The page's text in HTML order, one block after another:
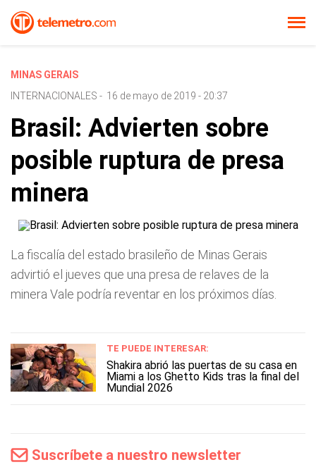
MINAS GERAIS
INTERNACIONALES - 16 de mayo de 2019 - 20:37
Brasil: Advierten sobre
posible ruptura de presa
minera
La fiscalía del estado brasileño de Minas Gerais
advirtió el jueves que una presa de relaves de la
minera Vale podría reventar en los próximos días.
TE PUEDE INTERESAR:
Shakira abrió las puertas de su casa en
Miami a los Ghetto Kids tras la final del
Mundial 2026
Suscríbete a nuestro newsletter